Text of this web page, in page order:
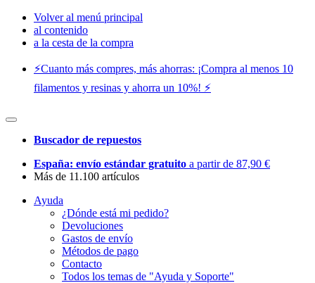
Volver al menú principal
al contenido
a la cesta de la compra
⚡️Cuanto más compres, más ahorras: ¡Compra al menos 10
filamentos y resinas y ahorra un 10%! ⚡️
Buscador de repuestos
España: envío estándar gratuito a partir de 87,90 €
Más de 11.100 artículos
Ayuda
¿Dónde está mi pedido?
Devoluciones
Gastos de envío
Métodos de pago
Contacto
Todos los temas de "Ayuda y Soporte"